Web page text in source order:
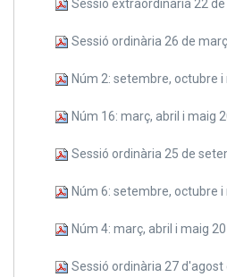
Sessió extraordinària 22
Sessió ordinària 26 de
Núm 2: setembre, octubre
Núm 16: març, abril i maig
Sessió ordinària 25 de
Núm 6: setembre, octubre
Núm 4: març, abril i maig
Sessió ordinària 27 d'agost